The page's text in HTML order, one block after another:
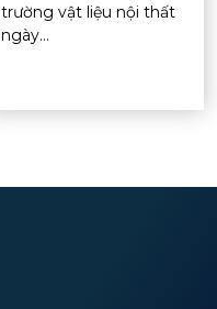
trường vật liệu nội thất
ngày...